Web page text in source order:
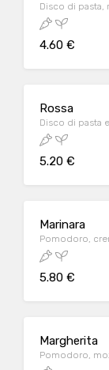
Disco di pasta,
4.60 €
Rossa
Disco di pasta
5.20 €
Marinara
Pomodoro,
5.80 €
Margherita
Pomodoro,